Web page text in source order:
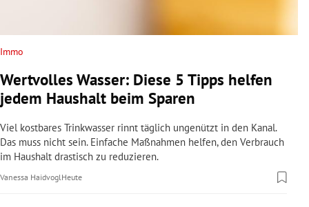
Untermenü
Untermenü
Untermenü
Untermenü
Immo
Wertvolles Wasser: Diese 5 Tipps helfen
jedem Haushalt beim Sparen
Viel kostbares Trinkwasser rinnt täglich ungenützt in den Kanal.
Das muss nicht sein. Einfache Maßnahmen helfen, den Verbrauch
im Haushalt drastisch zu reduzieren.
Vanessa HaidvoglHeute